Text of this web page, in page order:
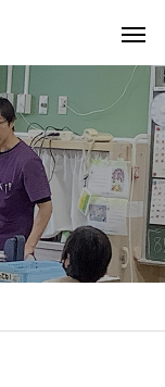
矯正歯